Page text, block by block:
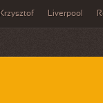
Krzysztof Liverpool